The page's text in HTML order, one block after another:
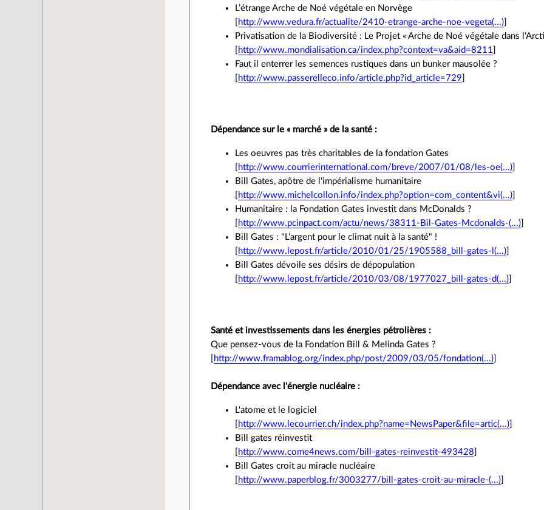
L’étrange Arche de Noé végétale en Norvège
http://www.vedura.fr/actualite/2410-etrange-arche-noe-vegeta(...)
Privatisation de la Biodiversité : Le Projet « Arche de Noé végétale dans
http://www.mondialisation.ca/index.php?context=va&aid=8211
Faut il enterrer les semences rustiques dans un bunker mausolée ?
http://www.passerelleco.info/article.php?id_article=729
Dépendance sur le « marché » de la santé :
Les oeuvres pas très charitables de la fondation Gates
http://www.courrierinternational.com/breve/2007/01/08/les-oe(...)
Bill Gates, apôtre de l'impérialisme humanitaire
http://www.michelcollon.info/index.php?option=com_content&vi(...)
Humanitaire : la Fondation Gates investit dans McDonalds ?
http://www.pcinpact.com/actu/news/38311-Bil-Gates-Mcdonalds-(...)
Bill Gates : "L’argent pour le climat nuit à la santé" !
http://www.lepost.fr/article/2010/01/25/1905588_bill-gates-l(...)
Bill Gates dévoile ses désirs de dépopulation
http://www.lepost.fr/article/2010/03/08/1977027_bill-gates-d(...)
Santé et investissements dans les énergies pétrolières :
Que pensez-vous de la Fondation Bill & Melinda Gates ?
http://www.framablog.org/index.php/post/2009/03/05/fondation(...)
Dépendance avec l'énergie nucléaire :
L'atome et le logiciel
[ http://www.lecourrier.ch/index.php?name=NewsPaper&file=artic(...)]
Bill gates réinvestit
[ http://www.come4news.com/bill-gates-reinvestit-493428]
Bill Gates croit au miracle nucléaire
[ http://www.paperblog.fr/3003277/bill-gates-croit-au-miracle-(...)]